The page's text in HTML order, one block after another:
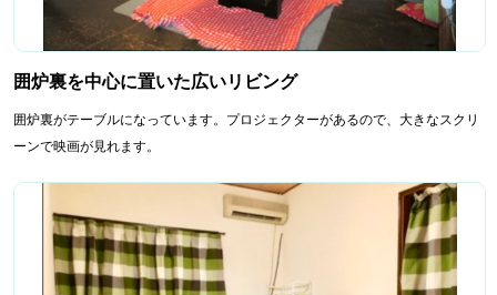
囲炉裏を中心に置いた広いリビング
囲炉裏がテーブルになっています。プロジェクターがあるので、大きなスクリ
ーンで映画が見れます。